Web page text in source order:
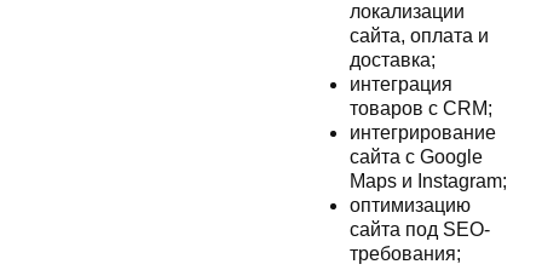
локализации
сайта, оплата и
доставка;
интеграция
товаров с CRM;
интегрирование
сайта с Google
Maps и Instagram;
оптимизацию
сайта под SEO-
требования;